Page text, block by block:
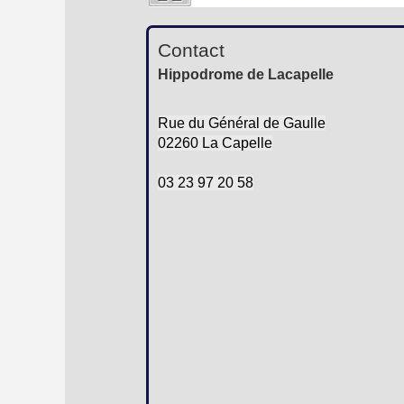
Contact
Hippodrome de Lacapelle
Rue du Général de Gaulle
02260 La Capelle
03 23 97 20 58